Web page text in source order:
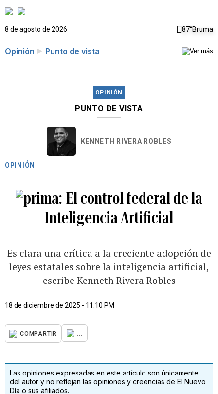
8 de agosto de 2026 87°Bruma
Opinión Punto de vista
OPINIÓN
PUNTO DE VISTA
KENNETH RIVERA ROBLES
OPINIÓN
El control federal de la
Inteligencia Artificial
Es clara una crítica a la creciente adopción de
leyes estatales sobre la inteligencia artificial,
escribe Kenneth Rivera Robles
18 de diciembre de 2025 - 11:10 PM
COMPARTIR ...
Las opiniones expresadas en este artículo son únicamente
del autor y no reflejan las opiniones y creencias de El Nuevo
Día o sus afiliados.